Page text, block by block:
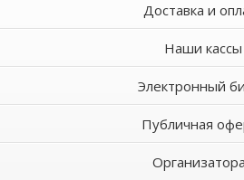
Доставка и
Наши кассы
Электронный
Публичная